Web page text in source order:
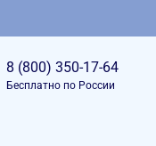
8 (800) 350-17-64
Бесплатно по России